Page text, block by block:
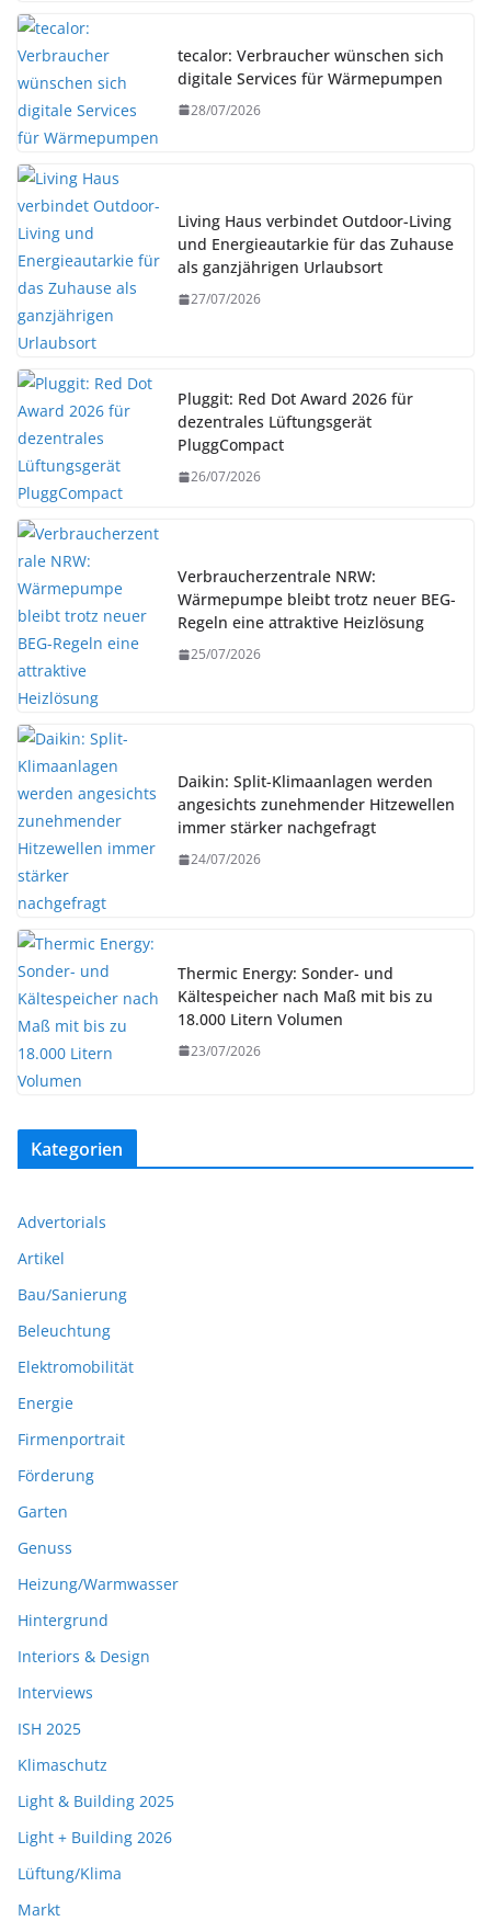
tecalor: Verbraucher wünschen sich
digitale Services für Wärmepumpen
28/07/2026
Living Haus verbindet Outdoor-Living
und Energieautarkie für das Zuhause
als ganzjährigen Urlaubsort
27/07/2026
Pluggit: Red Dot Award 2026 für
dezentrales Lüftungsgerät
PluggCompact
26/07/2026
Verbraucherzentrale NRW:
Wärmepumpe bleibt trotz neuer BEG-
Regeln eine attraktive Heizlösung
25/07/2026
Daikin: Split-Klimaanlagen werden
angesichts zunehmender Hitzewellen
immer stärker nachgefragt
24/07/2026
Thermic Energy: Sonder- und
Kältespeicher nach Maß mit bis zu
18.000 Litern Volumen
23/07/2026
Kategorien
Advertorials
Artikel
Bau/Sanierung
Beleuchtung
Elektromobilität
Energie
Firmenportrait
Förderung
Garten
Genuss
Heizung/Warmwasser
Hintergrund
Interiors & Design
Interviews
ISH 2025
Klimaschutz
Light & Building 2025
Light + Building 2026
Lüftung/Klima
Markt